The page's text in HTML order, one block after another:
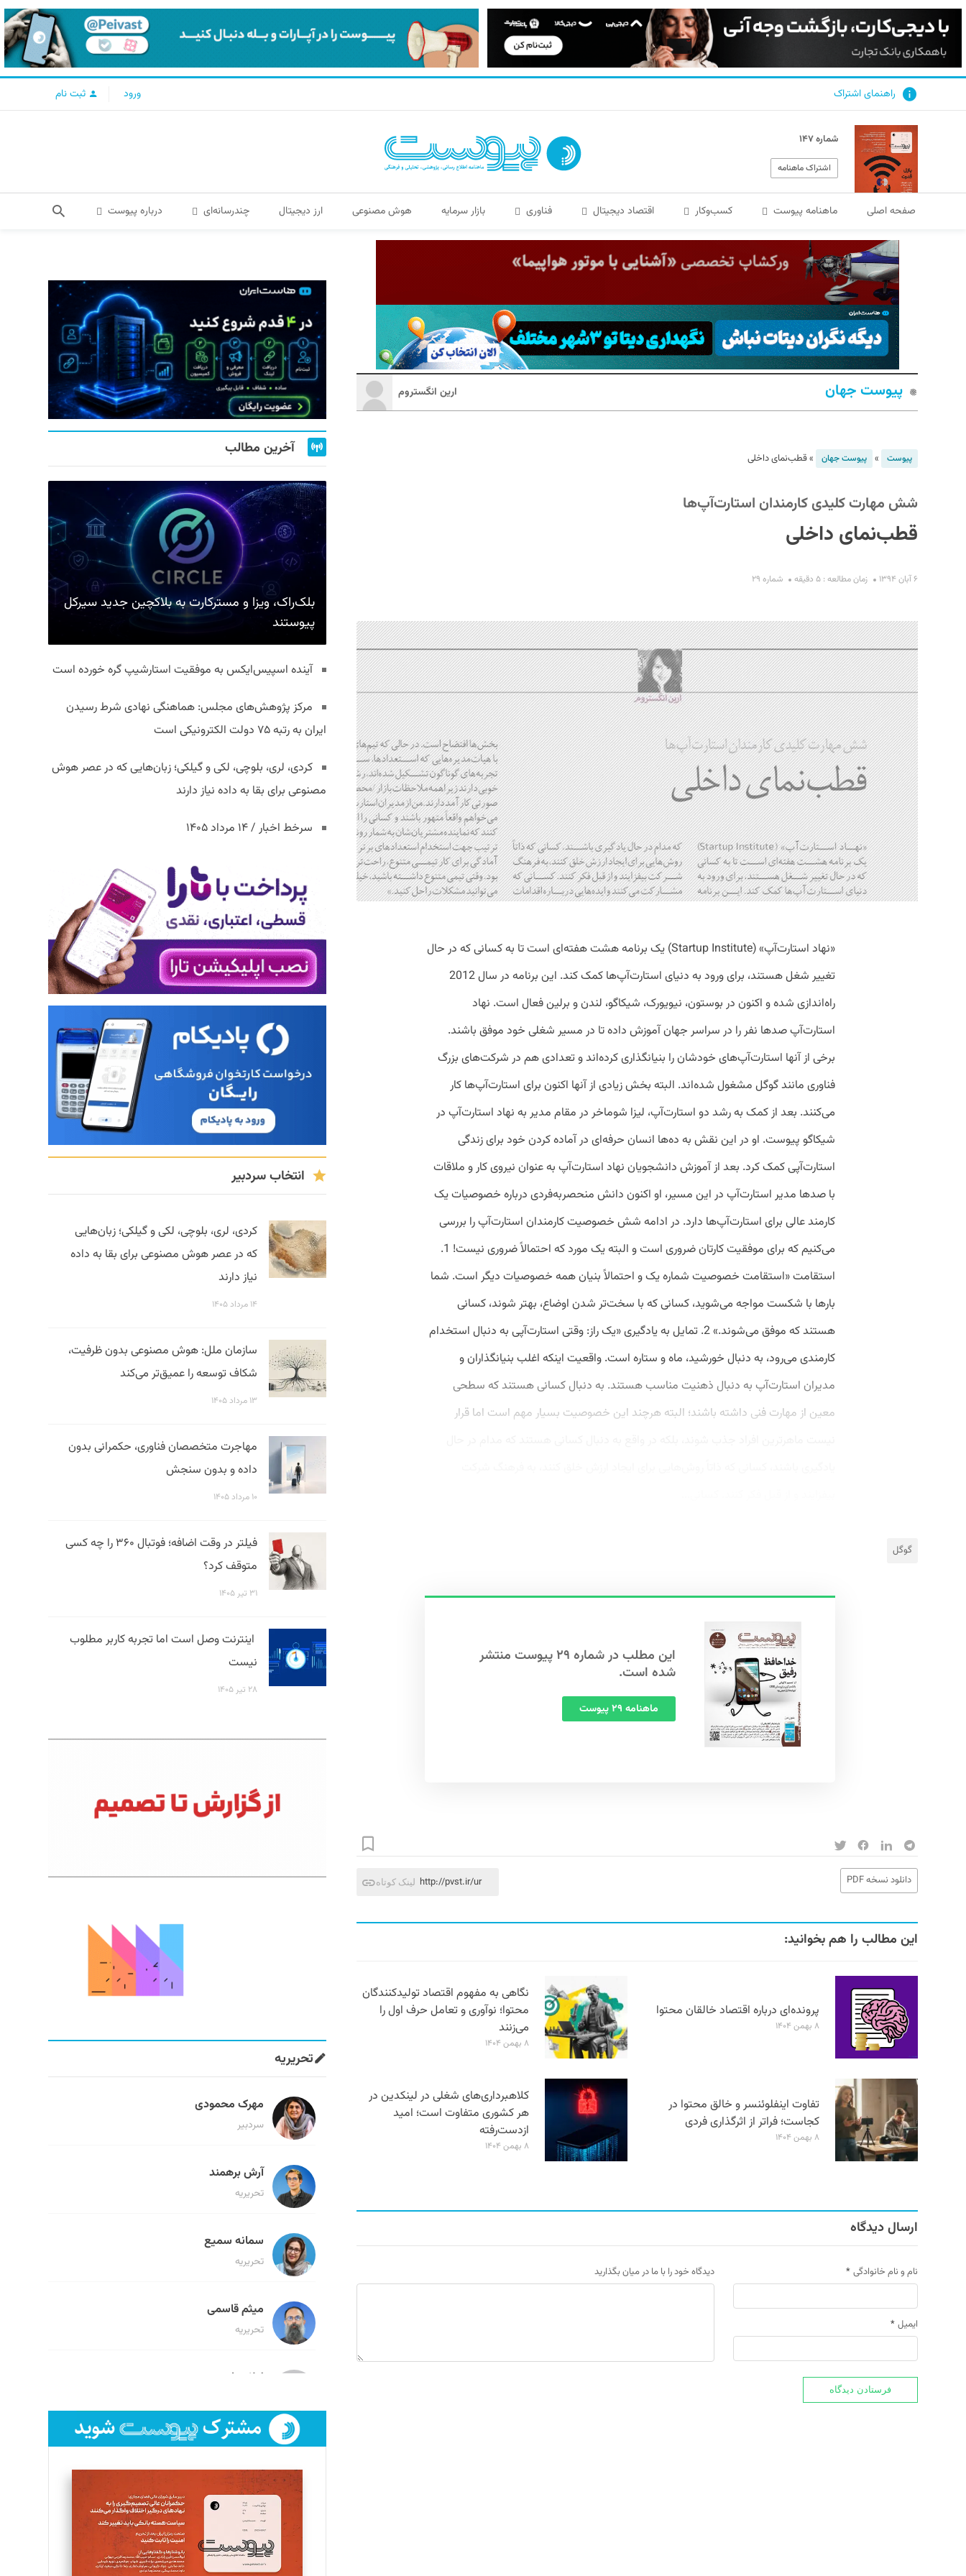
راهنمای اشتراک ورود ثبت نام
شماره ۱۴۷
اشتراک ماهنامه
صفحه اصلی ماهنامه پیوست کسب‌و‌کار اقتصاد دیجیتال فناوری بازار سرمایه هوش مصنوعی ارز دیجیتال چندرسانه‌ای درباره پیوست
پیوست جهان ارین انگستروم
پیوست » پیوست جهان »قطب‌نمای داخلی
شش مهارت کلیدی کارمندان استارت‌آپ‌ها
قطب‌نمای داخلی
۶ آبان ۱۳۹۴ زمان مطالعه : ۵ دقیقه شماره ۲۹
«نهاد استارت‌آپ» (Startup Institute) یک برنامه هشت هفته‌ای است تا به کسانی که در حال
تغییر شغل هستند، برای ورود به دنیای استارت‌آپ‌ها کمک کند. این برنامه در سال 2012
راه‌اندازی شده و اکنون در بوستون، نیویورک، شیکاگو، لندن و برلین فعال است. نهاد
استارت‌آپ صدها نفر را در سراسر جهان آموزش داده تا در مسیر شغلی خود موفق باشند.
برخی از آنها استارت‌آپ‌های خودشان را بنیانگذاری کرده‌اند و تعدادی هم در شرکت‌های بزرگ
فناوری مانند گوگل مشغول شده‌اند. البته بخش زیادی از آنها اکنون برای استارت‌آپ‌ها کار
می‌کنند. بعد از کمک به رشد دو استارت‌آپ، لیزا شوماخر در مقام مدیر به نهاد استارت‌آپ در
شیکاگو پیوست. او در این نقش به ده‌ها انسان حرفه‌ای در آماده کردن خود برای زندگی
استارت‌آپی کمک کرد. بعد از آموزش دانشجویان نهاد استارت‌آپ به عنوان نیروی کار و ملاقات
با صدها مدیر استارت‌آپ در این مسیر، او اکنون دانش منحصربه‌فردی درباره خصوصیات یک
کارمند عالی برای استارت‌آپ‌ها دارد. در ادامه شش خصوصیت کارمندان استارت‌آپ را بررسی
می‌کنیم که برای موفقیت کارتان ضروری است و البته یک مورد که احتمالاً ضروری نیست! 1.
استقامت «استقامت خصوصیت شماره یک و احتمالاً بنیان همه خصوصیات دیگر است. شما
بارها با شکست مواجه می‌شوید، کسانی که با سخت‌تر شدن اوضاع، بهتر شوند، کسانی
هستند که موفق می‌شوند.» 2. تمایل به یادگیری «یک راز: وقتی استارت‌آپی به دنبال استخدام
کارمندی می‌رود، به دنبال خورشید، ماه و ستاره است. واقعیت اینکه اغلب بنیانگذاران و
مدیران استارت‌آپ به دنبال ذهنیت مناسب هستند. به دنبال کسانی هستند که سطحی
معین از مهارت فنی داشته باشند؛ البته هرچند این خصوصیت بسیار مهم است اما قرار
گوگل
این مطلب در شماره ۲۹ پیوست منتشر
شده است.
ماهنامه ۲۹ پیوست
دانلود نسخه PDF لینک کوتاه http://pvst.ir/ur
این مطالب را هم بخوانید:
پرونده‌ای درباره اقتصاد خالقان محتوا
۸ بهمن ۱۴۰۴
نگاهی به مفهوم اقتصاد تولیدکنندگان
محتوا؛ نوآوری و تعامل حرف اول را
می‌زنند
۸ بهمن ۱۴۰۴
تفاوت اینفلوئنسر و خالق محتوا در
کجاست؛ فراتر از اثرگذاری فردی
۸ بهمن ۱۴۰۴
کلاهبرداری‌های شغلی در لینکدین در
هر کشوری متفاوت است؛ امید
ازدست‌رفته
۸ بهمن ۱۴۰۴
ارسال دیدگاه
نام و نام خانوادگی *
ایمیل *
دیدگاه خود را با ما در میان بگذارید
آخرین مطالب
بلک‌راک، ویزا و مسترکارت به بلاکچین جدید سیرکل
پیوستند
آینده اسپیس‌ایکس به موفقیت استارشیپ گره خورده است
مرکز پژوهش‌های مجلس: هماهنگی نهادی شرط رسیدن
ایران به رتبه ۷۵ دولت الکترونیکی است
کردی، لری، بلوچی، لکی و گیلکی؛ زبان‌هایی که در عصر هوش
مصنوعی برای بقا به داده نیاز دارند
سرخط اخبار / ۱۴ مرداد ۱۴۰۵
انتخاب سردبیر
کردی، لری، بلوچی، لکی و گیلکی؛ زبان‌هایی
که در عصر هوش مصنوعی برای بقا به داده
نیاز دارند
۱۴ مرداد ۱۴۰۵
سازمان ملل: هوش مصنوعی بدون ظرفیت،
شکاف توسعه را عمیق‌تر می‌کند
۱۳ مرداد ۱۴۰۵
مهاجرت متخصصان فناوری، حکمرانی بدون
داده و بدون سنجش
۱۰ مرداد ۱۴۰۵
فیلتر در وقت اضافه؛ فوتبال ۳۶۰ را چه کسی
متوقف کرد؟
۳۱ تیر ۱۴۰۵
اینترنت وصل است اما تجربه کاربر مطلوب
نیست
۲۸ تیر ۱۴۰۵
تحریریه
مهرک محمودی
سردبیر
آرش برهمند
تحریریه
سمانه سمیع
تحریریه
میثم قاسمی
تحریریه
لیلا حنارود
فائزه فتحی رستمی
تحریریه
سروش کرمیان
تحریریه